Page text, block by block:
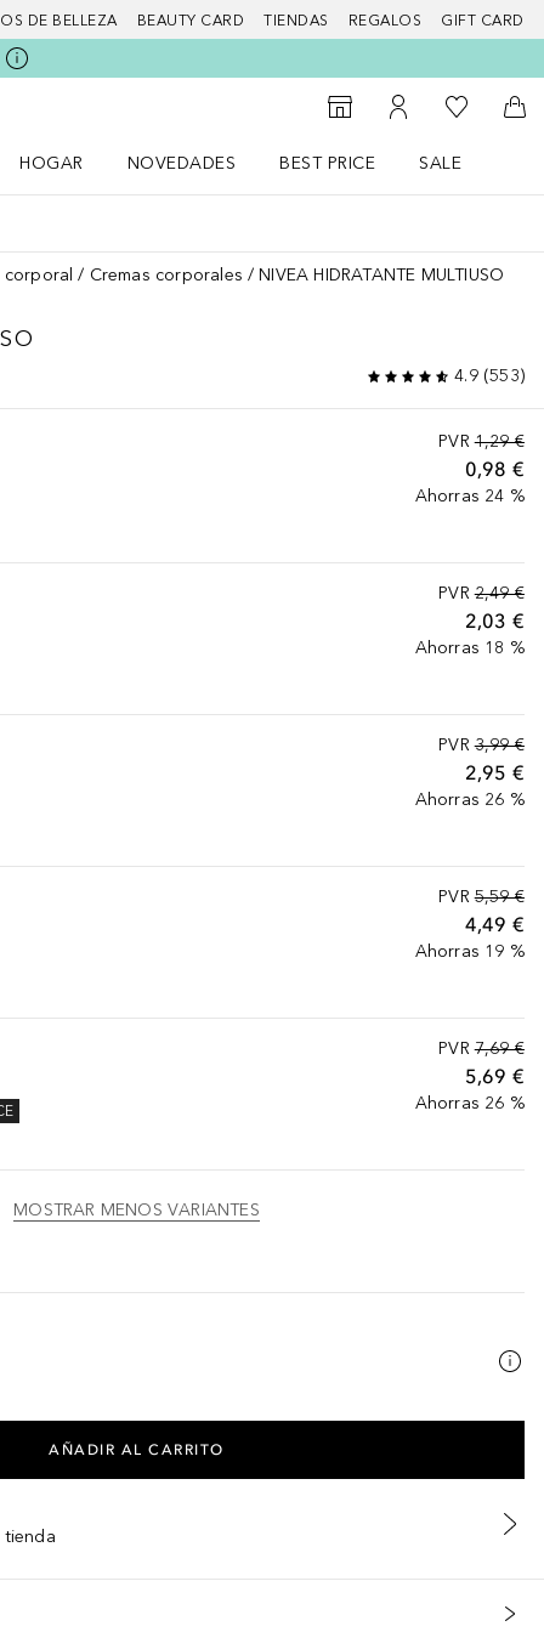
DE BELLEZA BEAUTY CARD TIENDAS REGALOS GIFT CARD
Al Storefinder
Mi cuenta
Mi lista de
A
HOGAR
NOVEDADES
BEST PRICE
SALE
Cremas corporales NIVEA HIDRATANTE MULTIUSO
4.9(553)
PVR 1,29 €
0,98 €
Ahorras 24 %
PVR 2,49 €
2,03 €
Ahorras 18 %
PVR 3,99 €
2,95 €
Ahorras 26 %
PVR 5,59 €
4,49 €
Ahorras 19 %
PVR 7,69 €
5,69 €
Ahorras 26 %
MOSTRAR MENOS VARIANTES
AÑADIR AL CARRITO
tienda